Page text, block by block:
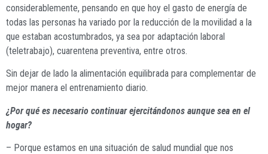
considerablemente, pensando en que hoy el gasto de energía de
todas las personas ha variado por la reducción de la movilidad a la
que estaban acostumbrados, ya sea por adaptación laboral
(teletrabajo), cuarentena preventiva, entre otros.
Sin dejar de lado la alimentación equilibrada para complementar de
mejor manera el entrenamiento diario.
¿Por qué es necesario continuar ejercitándonos aunque sea en el
hogar?
– Porque estamos en una situación de salud mundial que nos